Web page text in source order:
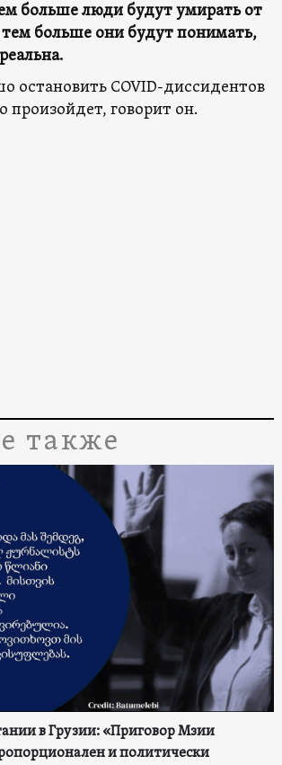
больше люди будут умирать от
тем больше они будут понимать,
остановить COVID-диссидентов
произойдет, говорит он.
также
в Грузии: «Приговор Мзии
и политически